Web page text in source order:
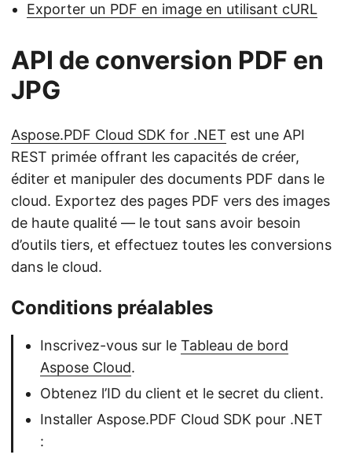
Exporter un PDF en image en utilisant cURL
API de conversion PDF en
JPG
Aspose.PDF Cloud SDK for .NET est une API
REST primée offrant les capacités de créer,
éditer et manipuler des documents PDF dans le
cloud. Exportez des pages PDF vers des images
de haute qualité — le tout sans avoir besoin
d’outils tiers, et effectuez toutes les conversions
dans le cloud.
Conditions préalables
Inscrivez-vous sur le Tableau de bord
Aspose Cloud.
Obtenez l’ID du client et le secret du client.
Installer Aspose.PDF Cloud SDK pour .NET
: